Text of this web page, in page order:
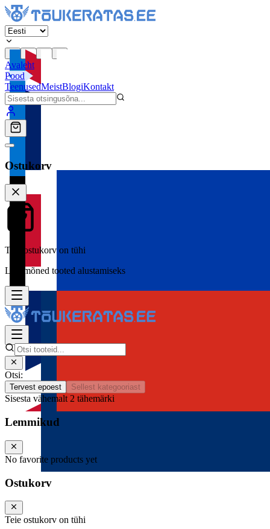
Avaleht
Pood
TeenusedMeistBlogiKontakt
Ostukorv
Teie ostukorv on tühi
Lisa mõned tooted alustamiseks
Otsi:
Tervest epoest Sellest kategooriast
Sisesta vähemalt 2 tähemärki
Lemmikud
No favorite products yet
Ostukorv
Teie ostukorv on tühi